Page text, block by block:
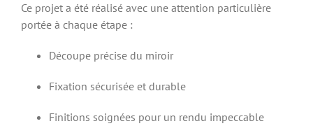
Ce projet a été réalisé avec une attention particulière
portée à chaque étape :
Découpe précise du miroir
Fixation sécurisée et durable
Finitions soignées pour un rendu impeccable